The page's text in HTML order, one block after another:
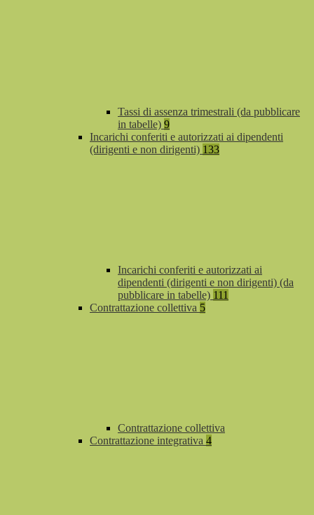
Tassi di assenza trimestrali (da pubblicare
in tabelle) 9
Incarichi conferiti e autorizzati ai dipendenti
(dirigenti e non dirigenti) 133
Incarichi conferiti e autorizzati ai
dipendenti (dirigenti e non dirigenti) (da
pubblicare in tabelle) 111
Contrattazione collettiva 5
Contrattazione collettiva
Contrattazione integrativa 4